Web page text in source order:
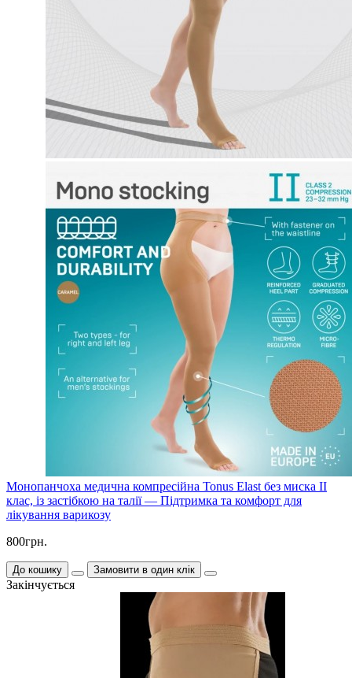
Монопанчоха медична компресійна Tonus Elast без миска II
клас, із застібкою на талії — Підтримка та комфорт для
лікування варикозу
800грн.
До кошику Замовити в один клік
Закінчується